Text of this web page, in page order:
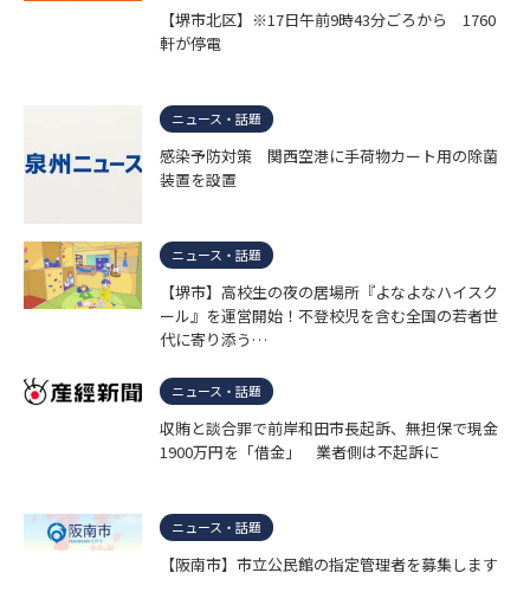
【堺市北区】※17日午前9時43分ごろから 1760
軒が停電
ニュース・話題
感染予防対策 関西空港に手荷物カート用の除菌
装置を設置
ニュース・話題
【堺市】高校生の夜の居場所『よなよなハイスク
ール』を運営開始！不登校児を含む全国の若者世
代に寄り添う…
ニュース・話題
収賄と談合罪で前岸和田市長起訴、無担保で現金
1900万円を「借金」 業者側は不起訴に
ニュース・話題
【阪南市】市立公民館の指定管理者を募集します